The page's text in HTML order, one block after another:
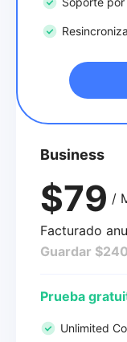
Business
$79 /
Facturado
Guardar $240
Prueba
Unlimited